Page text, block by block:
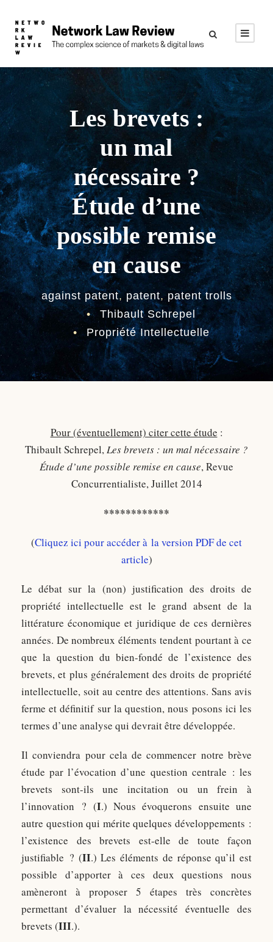
Les brevets :
un mal
nécessaire ?
Étude d’une
possible remise
en cause
against patent, patent, patent trolls
•
Thibault Schrepel
•
Propriété Intellectuelle
Pour (éventuellement) citer cette étude :
Thibault Schrepel,Les brevets : un mal nécessaire ?
Étude d’une possible remise en cause, Revue
Concurrentialiste, Juillet 2014
************
(Cliquez ici pour accéder à la version PDF de cet
article)
Le débat sur la (non) justification des droits de
propriété intellectuelle est le grand absent de la
littérature économique et juridique de ces dernières
années. De nombreux éléments tendent pourtant à ce
que la question du bien-fondé de l’existence des
brevets, et plus généralement des droits de propriété
intellectuelle, soit au centre des attentions. Sans avis
ferme et définitif sur la question, nous posons ici les
termes d’une analyse qui devrait être développée.
Il conviendra pour cela de commencer notre brève
étude par l’évocation d’une question centrale : les
brevets sont-ils une incitation ou un frein à
l’innovation ? (I.) Nous évoquerons ensuite une
autre question qui mérite quelques développements :
l’existence des brevets est-elle de toute façon
justifiable ? (II.) Les éléments de réponse qu’il est
possible d’apporter à ces deux questions nous
amèneront à proposer 5 étapes très concrètes
permettant d’évaluer la nécessité éventuelle des
brevets (III.).